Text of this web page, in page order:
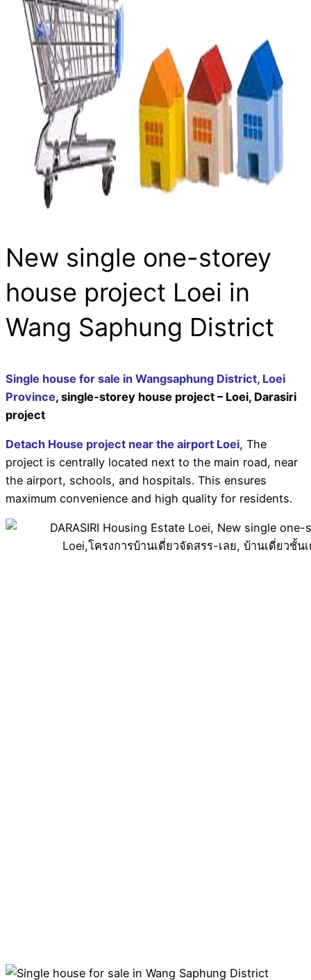
New single one-storey
house project Loei in
Wang Saphung District
Single house for sale in Wangsaphung District, Loei
Province, single-storey house project – Loei, Darasiri
project
Detach House project near the airport Loei, The
project is centrally located next to the main road, near
the airport, schools, and hospitals. This ensures
maximum convenience and high quality for residents.